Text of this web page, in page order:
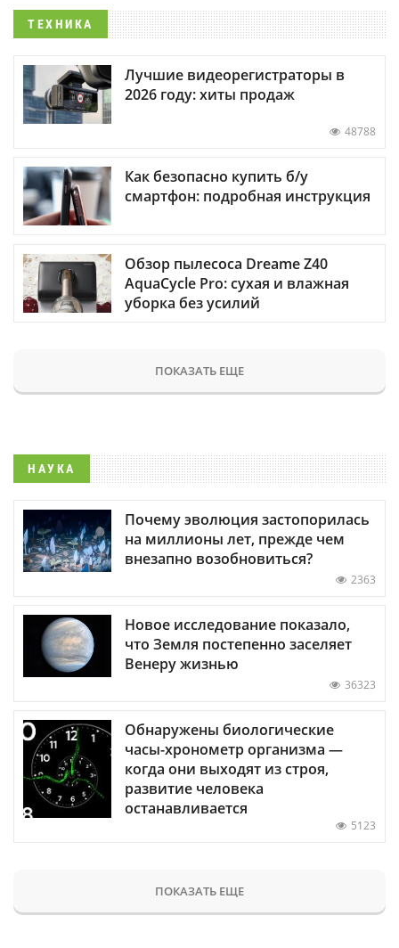
ТЕХНИКА
Лучшие видеорегистраторы в
2026 году: хиты продаж
48788
Как безопасно купить б/у
смартфон: подробная инструкция
Обзор пылесоса Dreame Z40
AquaCycle Pro: сухая и влажная
уборка без усилий
ПОКАЗАТЬ ЕЩЕ
НАУКА
Почему эволюция застопорилась
на миллионы лет, прежде чем
внезапно возобновиться?
2363
Новое исследование показало,
что Земля постепенно заселяет
Венеру жизнью
36323
Обнаружены биологические
часы-хронометр организма —
когда они выходят из строя,
развитие человека
останавливается
5123
ПОКАЗАТЬ ЕЩЕ